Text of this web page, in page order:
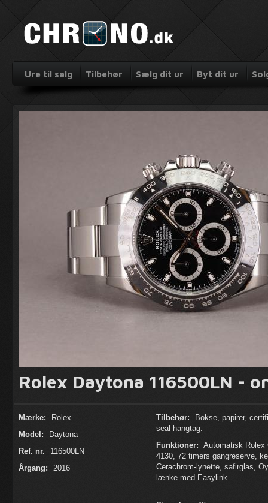
Ure til salg Tilbehør Sælg dit ur Byt dit ur
Rolex Daytona 116500LN -
Mærke:
Rolex
Model:
Daytona
Ref. nr.
116500LN
Årgang:
2016
Tilbehør:
Bokse, papirer,
seal hangtag.
Funktioner: Automatisk Rolex
4130, 72 timers gangreserve,
Cerachrom-lynette, safirglas,
lænke med Easylink.